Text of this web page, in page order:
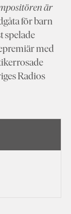
är
för barn
spelade
med
Radios